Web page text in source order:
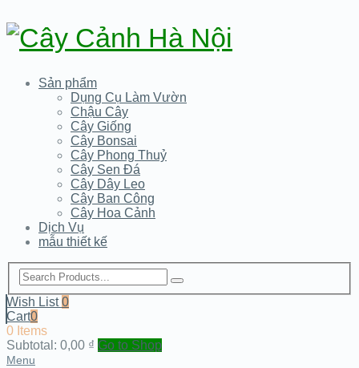
Sản phẩm
Dụng Cụ Làm Vườn
Chậu Cây
Cây Giống
Cây Bonsai
Cây Phong Thuỷ
Cây Sen Đá
Cây Dây Leo
Cây Ban Công
Cây Hoa Cảnh
Dịch Vụ
mẫu thiết kế
Wish List0
Cart0
0 Items
Subtotal: 0,00 ₫ Go to Shop
Menu